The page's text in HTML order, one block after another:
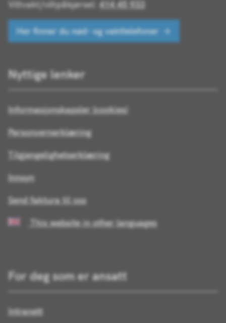
Viltvakt/viltpåkjørsel: 414 45 933
Her finner du nød- og vakttelefoner
Nyttige lenker
Informasjonskapsler (cookies)
Personvernerklæring
Tilgjengelighetserklæring
Innsyn
Send faktura til oss
This website in other languages
For deg som er ansatt
Intranett